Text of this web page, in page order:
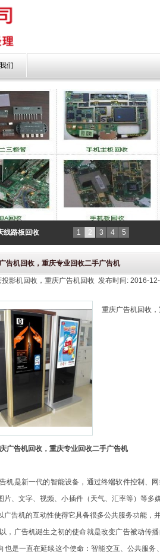
们
线路板回收 1 2 3 4 5
告机回收，重庆专业回收二手广告机
投影机回收，重庆广告机回收 发布时间: 2016-
重庆广告机回收
广告机回收 ，重庆专业回收二手广告机
机是新一代的智能设备，通过终端软件控制、
片、文字、视频、小插件（天气、汇率等）等多
广告机的互动性使得它具备很多公共服务功能，
，广告机诞生之初的使命就是改变广告被动传
也是一直在延续这个使命：智能交互、公共服